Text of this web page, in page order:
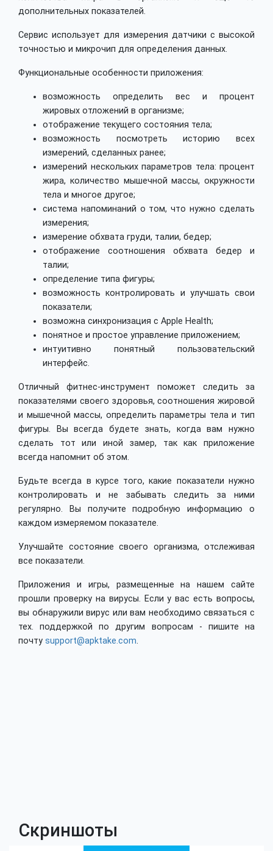
дополнительных показателей.
Сервис использует для измерения датчики с высокой
точностью и микрочип для определения данных.
Функциональные особенности приложения:
возможность определить вес и процент
жировых отложений в организме;
отображение текущего состояния тела;
возможность посмотреть историю всех
измерений, сделанных ранее;
измерений нескольких параметров тела: процент
жира, количество мышечной массы, окружности
тела и многое другое;
система напоминаний о том, что нужно сделать
измерения;
измерение обхвата груди, талии, бедер;
отображение соотношения обхвата бедер и
талии;
определение типа фигуры;
возможность контролировать и улучшать свои
показатели;
возможна синхронизация с Apple Health;
понятное и простое управление приложением;
интуитивно понятный пользовательский
интерфейс.
Отличный фитнес-инструмент поможет следить за
показателями своего здоровья, соотношения жировой
и мышечной массы, определить параметры тела и тип
фигуры. Вы всегда будете знать, когда вам нужно
сделать тот или иной замер, так как приложение
всегда напомнит об этом.
Будьте всегда в курсе того, какие показатели нужно
контролировать и не забывать следить за ними
регулярно. Вы получите подробную информацию о
каждом измеряемом показателе.
Улучшайте состояние своего организма, отслеживая
все показатели.
Приложения и игры, размещенные на нашем сайте
прошли проверку на вирусы. Если у вас есть вопросы,
вы обнаружили вирус или вам необходимо связаться с
тех. поддержкой по другим вопросам - пишите на
почту support@apktake.com.
Скриншоты